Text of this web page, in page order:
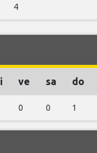
4
ve sa do
0 0 1